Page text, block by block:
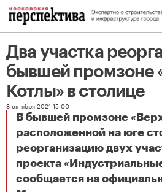
Два участка
бывшей промзоне
Котлы» в столице
8 октября 2021 15:00
В бывшей промзоне
расположенной на юге
реорганизацию двух
проекта
сообщается на